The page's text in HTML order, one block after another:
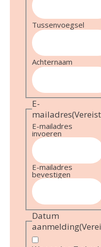
Tussenvoegsel
Achternaam
E-
mailadres
E-mailadres
invoeren
E-mailadres
bevestigen
Datum
aanmelding